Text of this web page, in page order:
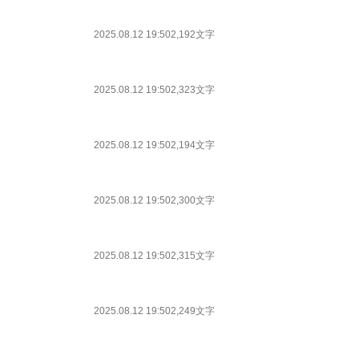
2025.08.12 19:502,192文字
2025.08.12 19:502,323文字
2025.08.12 19:502,194文字
2025.08.12 19:502,300文字
2025.08.12 19:502,315文字
2025.08.12 19:502,249文字